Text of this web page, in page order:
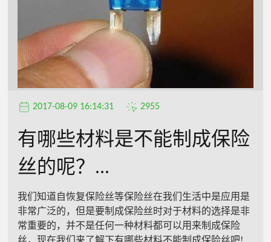
2017-08-09 16:14:31 2955
有哪些材料是不能制成保险
丝的呢？...
我们知道自恢复保险丝等保险丝在我们生活中是应用是
非常广泛的，但是要制成保险丝时对于材料的选择是非
常重要的，并不是任何一种材料都可以用来制成保险
丝，现在我们来了解下有哪些材料不能制成保险丝吧!